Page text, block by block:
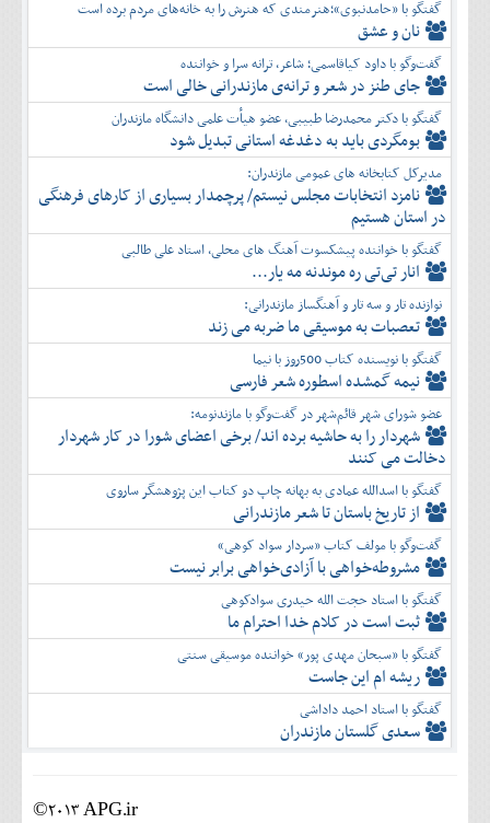
گفتگو با «حامدنبوی»؛هنرمندی که هنرش را به خانه‌های مردم برده است
نان و عشق
گفت‌وگو با داود کیاقاسمی؛ شاعر، ترانه سرا و خواننده
جای طنز در شعر و ترانه‌ی مازندرانی خالی است
گفتگو با دکتر محمدرضا طبیبی، عضو هیأت علمی دانشگاه مازندران
بومگردی باید به دغدغه استانی تبدیل شود
مدیرکل کتابخانه های عمومی مازندران:
نامزد انتخابات مجلس نیستم/ پرچمدار بسیاری از کارهای فرهنگی
در استان هستیم
گفتگو با خواننده پیشکسوت آهنگ های محلی، استاد علی طالبی
انار تی‌تی ره موندنه مه یار...
نوازنده تار و سه تار و آهنگساز مازندرانی:
تعصبات به موسیقی ما ضربه می زند
گفتگو با نویسنده کتاب 500روز با نیما
نیمه گمشده اسطوره شعر فارسی
عضو شورای شهر قائم‌شهر در گفت‌و‌گو با مازندنومه:
شهردار را به حاشیه برده اند/ برخی اعضای شورا در کار شهردار
دخالت می کنند
گفتگو با اسدالله عمادی به بهانه چاپ دو کتاب این پژوهشگر ساروی
از تاریخ باستان تا شعر مازندرانی
گفت‌وگو با مولف کتاب «سردار سواد کوهی»
مشروطه‌خواهی با آزادی‌خواهی برابر نیست
گفتگو با استاد حجت الله حیدری سوادکوهی
ثبت است در کلام خدا احترام ما
گفتگو با «سبحان مهدی پور» خواننده موسیقی سنتی
ریشه ام این جاست
گفتگو با استاد احمد داداشی
سعدی گلستان مازندران
©2013 APG.ir